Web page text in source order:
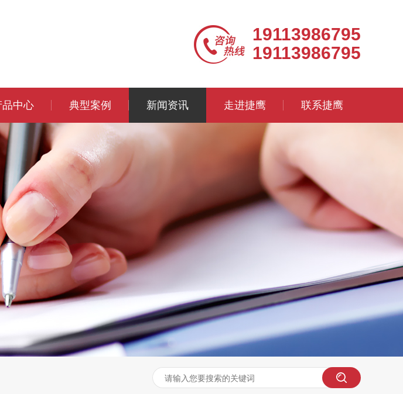
19113986795
19113986795
品中心 典型案例 新闻资讯 走进捷鹰 联系捷鹰